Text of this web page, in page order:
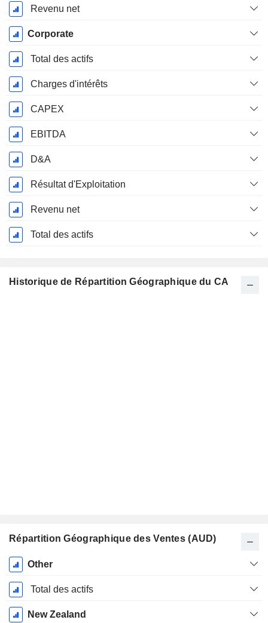
Revenu net
Corporate
Total des actifs
Charges d'intérêts
CAPEX
EBITDA
D&A
Résultat d'Exploitation
Revenu net
Total des actifs
Historique de Répartition Géographique du CA
Répartition Géographique des Ventes (AUD)
Période
Fiscale:
Juin
Other
Total des actifs
New Zealand